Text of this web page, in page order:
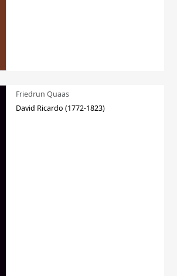
Friedrun Quaas
David Ricardo (1772-1823)